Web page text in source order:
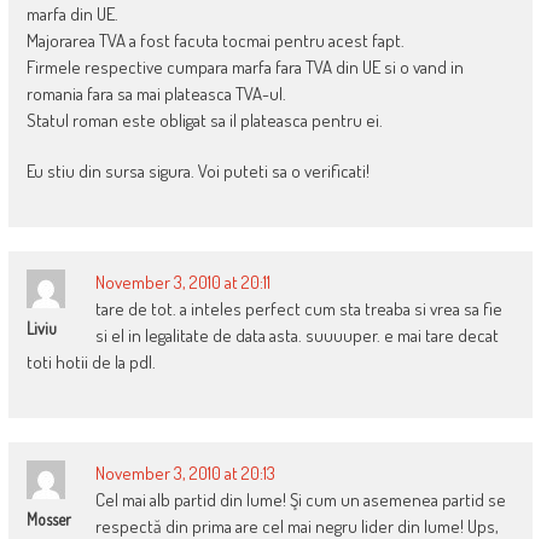
marfa din UE.
Majorarea TVA a fost facuta tocmai pentru acest fapt.
Firmele respective cumpara marfa fara TVA din UE si o vand in
romania fara sa mai plateasca TVA-ul.
Statul roman este obligat sa il plateasca pentru ei.
Eu stiu din sursa sigura. Voi puteti sa o verificati!
Liviu
November 3, 2010 at 20:11
tare de tot. a inteles perfect cum sta treaba si vrea sa fie
si el in legalitate de data asta. suuuuper. e mai tare decat
toti hotii de la pdl.
Mosser
November 3, 2010 at 20:13
Cel mai alb partid din lume! Şi cum un asemenea partid se
respectă din prima are cel mai negru lider din lume! Ups,